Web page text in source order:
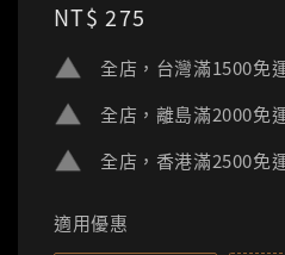
Regular
NT$ 275
全店，台灣滿1500免
全店，離島滿2000免
全店，香港滿2500免
適用優惠